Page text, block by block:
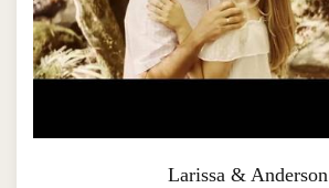
Larissa & Anderson